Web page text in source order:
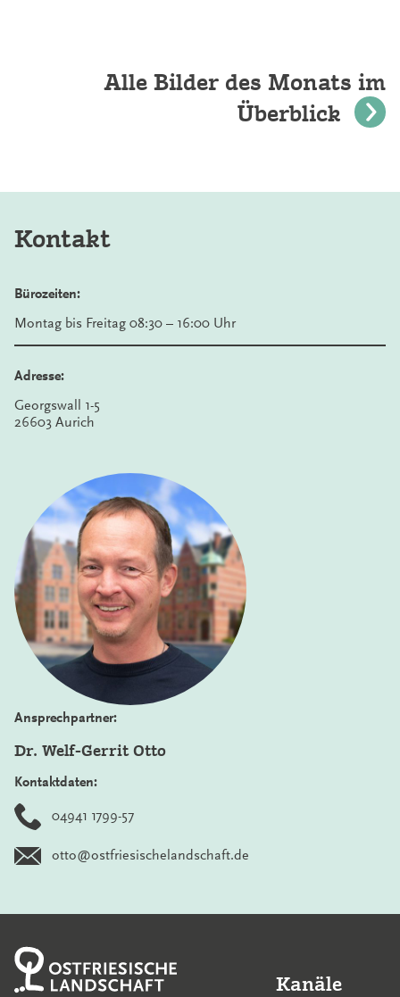
Alle Bilder des Monats im
Überblick
Kontakt
Bürozeiten:
Montag bis Freitag 08:30 – 16:00 Uhr
Adresse:
Georgswall 1-5
26603 Aurich
Ansprechpartner:
Dr. Welf-Gerrit Otto
Kontaktdaten:
04941 1799-57
otto@ostfriesischelandschaft.de
Kanäle